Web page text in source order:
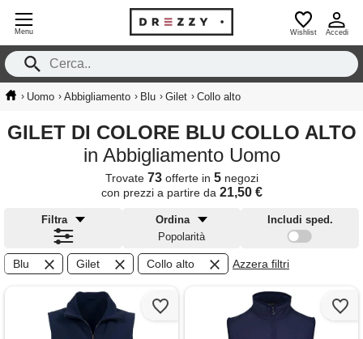
Menu Wishlist Accedi
› Uomo › Abbigliamento › Blu › Gilet › Collo alto
GILET DI COLORE BLU COLLO ALTO
in Abbigliamento Uomo
Trovate 73offerte in 5negozi
con prezzi a partire da 21,50 €
Filtra
Ordina
Popolarità
Includi sped.
Blu Gilet Collo alto Azzera filtri